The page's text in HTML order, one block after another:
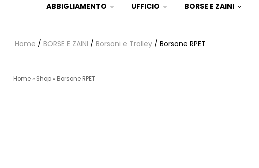
ABBIGLIAMENTO UFFICIO BORSE E ZAINI
Home / BORSE E ZAINI / Borsoni e Trolley / Borsone RPET
Home » Shop » Borsone RPET